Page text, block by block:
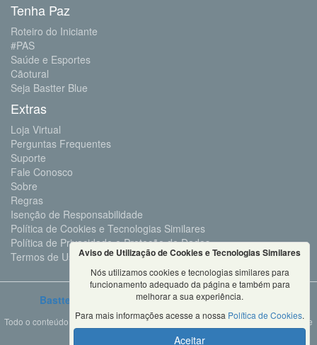
Tenha Paz
Roteiro do Iniciante
#PAS
Saúde e Esportes
Cãotural
Seja Bastter Blue
Extras
Loja Virtual
Perguntas Frequentes
Suporte
Fale Conosco
Sobre
Regras
Isenção de Responsabilidade
Política de Cookies e Tecnologias Similares
Política de Privacidade e Proteção de Dados
Termos de Uso
Bastter.com 2001 ©Todos os Direitos Reservados
Todo o conteúdo deste site é propriedade da Bastter.com, sendo expressamente
proibido o seu uso em sites, videos, cursos ou
Aviso de Utilização de Cookies e Tecnologias Similares
Nós utilizamos cookies e tecnologias similares para
funcionamento adequado da página e também para
melhorar a sua experiência.
Para mais informações acesse a nossa Política de Cookies.
Aceitar